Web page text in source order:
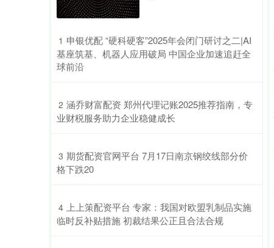
1 ​申银优配 “硬科硬客”2025年会闭门研讨之二|AI
基座筑基、机器人应用破局 中国企业加速追赶全
球前沿
2 ​涵乔财富配资 郑州代理记账2025推荐指南，专
业财税服务助力企业稳健成长
3 ​期货配资官网平台 7月17日南京钢绞线部分价
格下跌20
4 ​上上策配资平台 专家：我国对欧盟乳制品实施
临时反补贴措施 初裁结果公正且合法合规